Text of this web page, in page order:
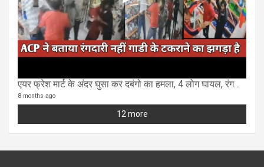
एयर फ्रेश मार्ट के अंदर घुसा कर दबंगो का हमला, 4 लोग घायल, रंगदारी का आरोप
8 months ago
12 more